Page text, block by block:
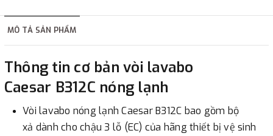
2. Thanh toán trực tiếp tại :
- Showroom Thanh HươngĐịa chỉ : 23 phố Cát Linh,
phường Cát Linh, quận Đống Đa, Hà Nội.
3. Chuyển khoản qua ngân hàng
MÔ TẢ SẢN PHẨM
Thông tin cơ bản vòi lavabo
Caesar B312C nóng lạnh
Vòi lavabo nóng lạnh Caesar B312C bao gồm bộ
xả dành cho chậu 3 lỗ (EC) của hãng thiết bị vệ sinh